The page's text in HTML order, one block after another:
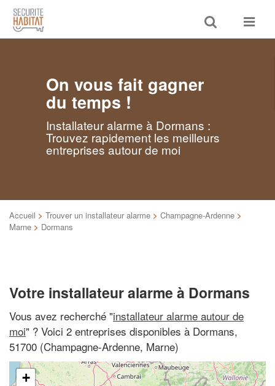
Toggle
search
Toggle
On vous fait gagner
du temps !
Installateur alarme à Dormans :
Trouvez rapidement les meilleurs
entreprises autour de moi
Accueil > Trouver un installateur alarme > Champagne-Ardenne >
Marne > Dormans
Votre installateur alarme à Dormans
Vous avez recherché "installateur alarme autour de
moi" ? Voici 2 entreprises disponibles à Dormans,
51700 (Champagne-Ardenne, Marne)
+